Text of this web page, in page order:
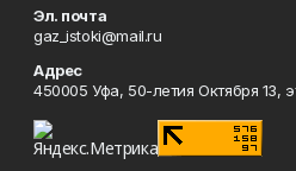
Эл. почта
gaz_istoki@mail.ru
Адрес
450005 Уфа, 50-летия Октября 13,